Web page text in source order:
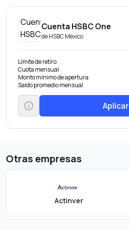
Cuenta HSBC One
deHSBC México
Límite de retiro
Cuota mensual
Monto mínimo de apertura
Saldo promedio mensual
Aplicar
Otras empresas
Actinver